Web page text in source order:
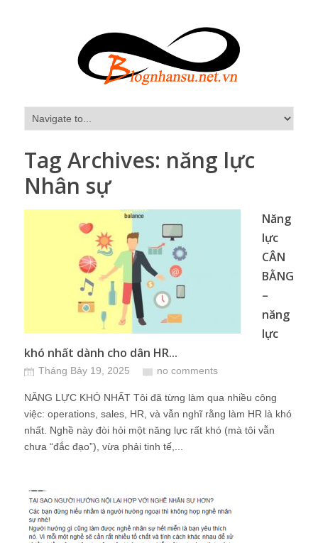
Tag Archives: năng lực
Nhân sự
Năng
lực
CÂN
BẰNG
–
năng
lực
khó nhất dành cho dân HR...
Tháng Bảy 19, 2025 no comments
NĂNG LỰC KHÓ NHẤT Tôi đã từng làm qua nhiều công
việc: operations, sales, HR, và vẫn nghĩ rằng làm HR là khó
nhất. Nghề này đòi hỏi một năng lực rất khó (mà tôi vẫn
chưa “đắc đạo”), vừa phải tinh tế,...